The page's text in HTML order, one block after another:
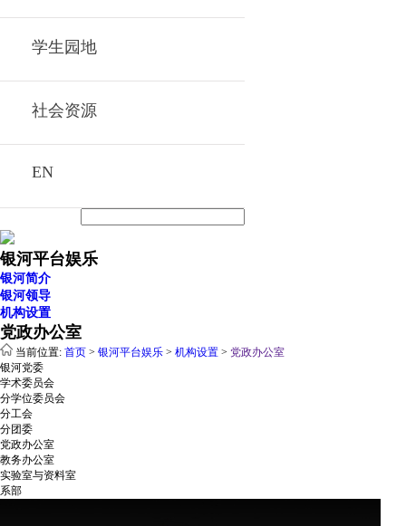
学生园地
社会资源
EN
银河平台娱乐
银河简介
银河领导
机构设置
党政办公室
当前位置: 首页 > 银河平台娱乐 > 机构设置 > 党政办公室
银河党委
学术委员会
分学位委员会
分工会
分团委
党政办公室
教务办公室
实验室与资料室
系部